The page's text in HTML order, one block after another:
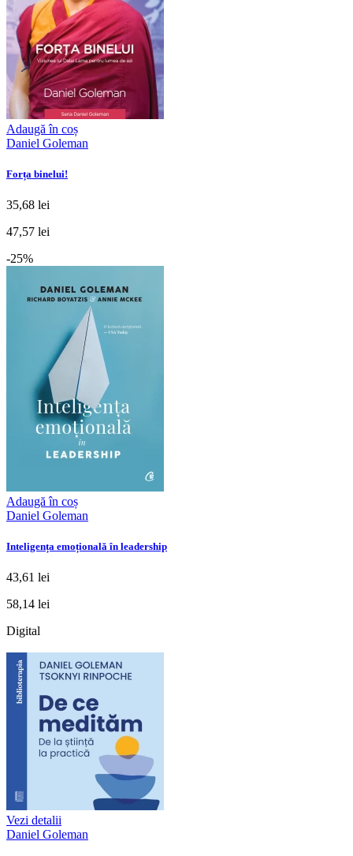
Adaugă în coș
Daniel Goleman
Forța binelui!
35,68 lei
47,57 lei
-25%
Adaugă în coș
Daniel Goleman
Inteligența emoțională în leadership
43,61 lei
58,14 lei
Digital
Vezi detalii
Daniel Goleman